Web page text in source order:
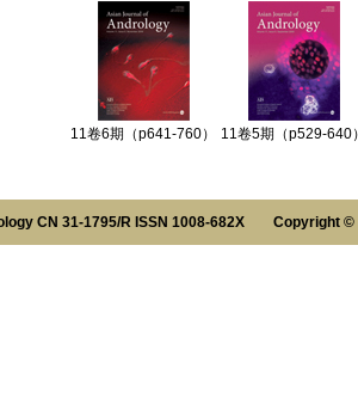
11卷6期（p641-760） 11卷5期（p529-640
CN 31-1795/R ISSN 1008-682X